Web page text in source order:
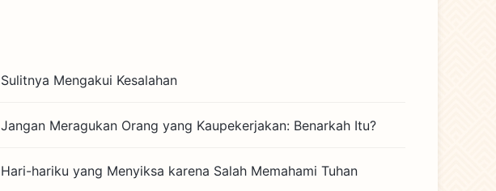
Sulitnya Mengakui Kesalahan
Jangan Meragukan Orang yang Kaupekerjakan: Benarkah Itu?
Hari-hariku yang Menyiksa karena Salah Memahami Tuhan